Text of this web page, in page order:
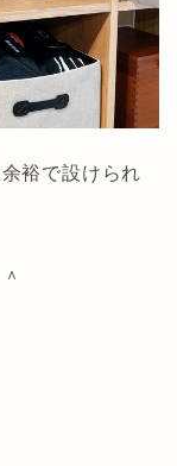
裕で設けられ